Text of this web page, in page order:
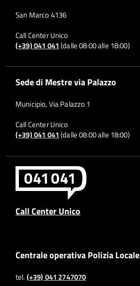
San Marco 4136
Call Center Unico
(+39) 041 041(dalle 08:00 alle 18:00)
Sede di Mestre via Palazzo
Municipio, Via Palazzo 1
Call Center Unico
(+39) 041 041(dalle 08:00 alle 18:00)
Call Center Unico
Centrale operativa Polizia Locale
tel.(+39) 041 2747070